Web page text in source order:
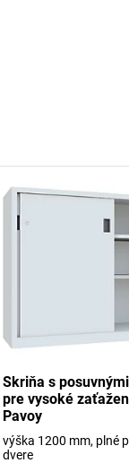
Skriňa s
pre vysoké
Pavoy
výška 1200 mm, plné
dvere